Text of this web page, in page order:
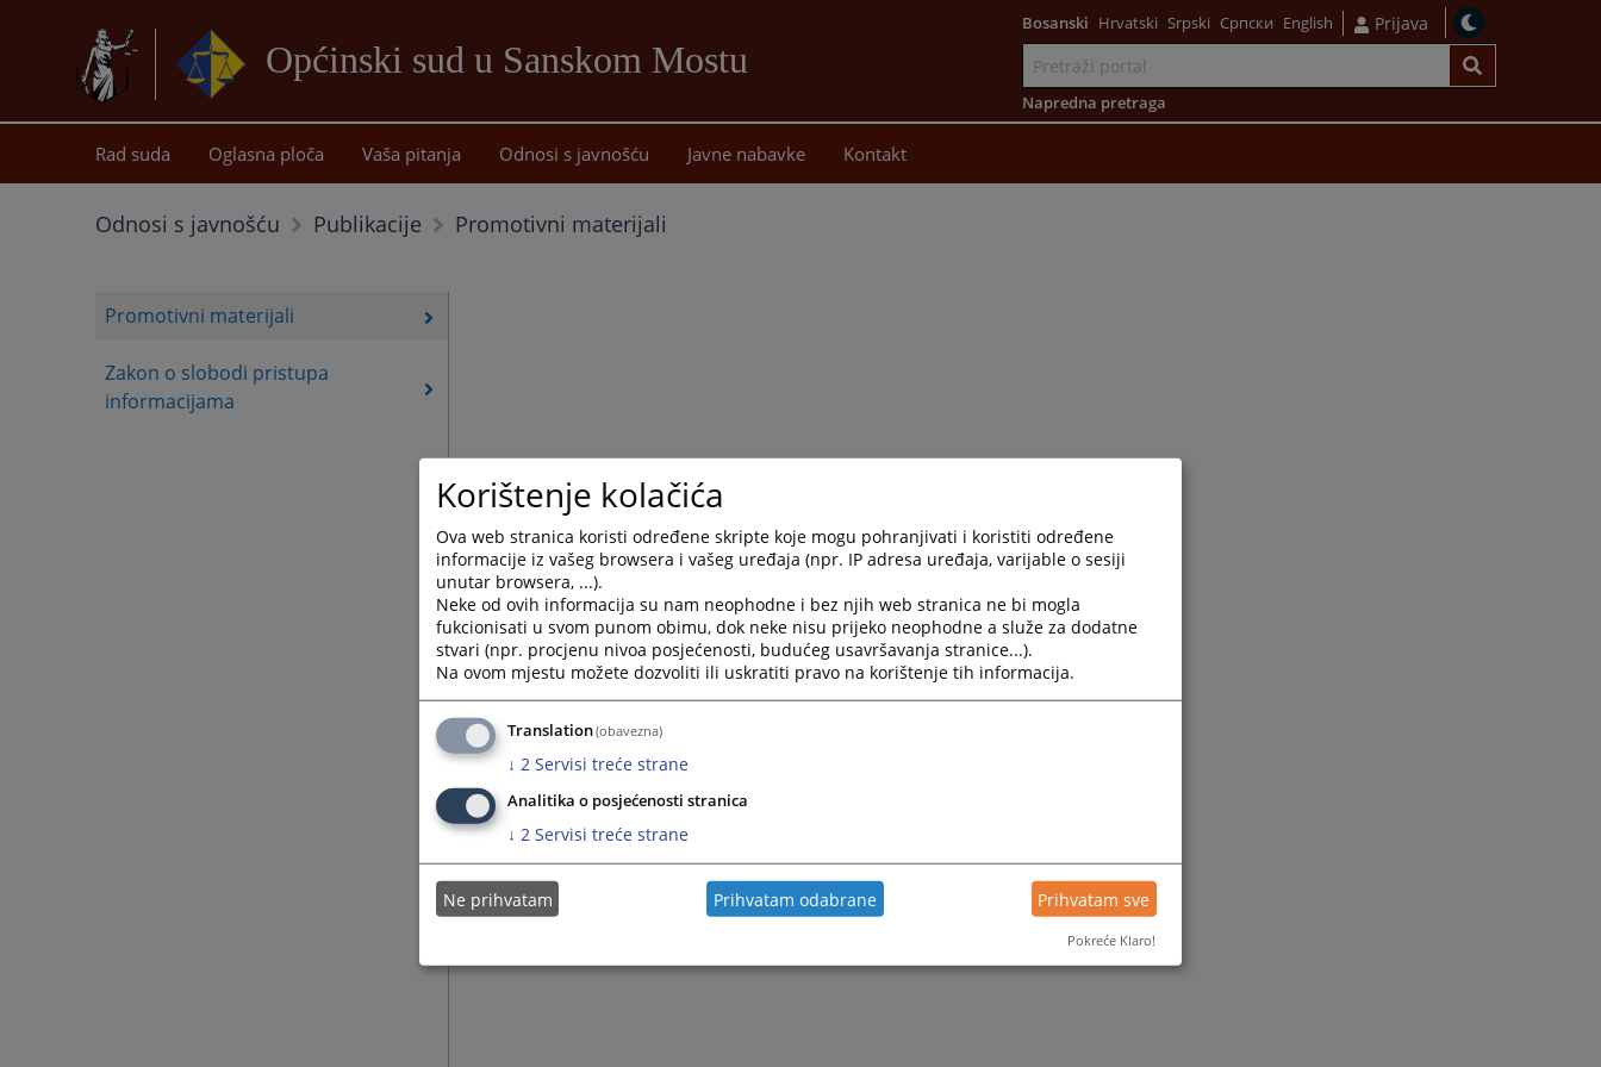
Općinski sud u Sanskom Mostu
sadržaj
Bosanski Hrvatski Srpski Српски English Prijava
Napredna pretraga
Rad suda Oglasna ploča Vaša pitanja Odnosi s javnošću Javne nabavke Kontakt
Odnosi s javnošću Publikacije Promotivni materijali
Promotivni materijali
Zakon o slobodi pristupa
informacijama
Korištenje kolačića
Ova web stranica koristi određene skripte koje mogu pohranjivati i koristiti određene
informacije iz vašeg browsera i vašeg uređaja (npr. IP adresa uređaja, varijable o sesiji
unutar browsera, ...).
Neke od ovih informacija su nam neophodne i bez njih web stranica ne bi mogla
fukcionisati u svom punom obimu, dok neke nisu prijeko neophodne a služe za dodatne
stvari (npr. procjenu nivoa posjećenosti, budućeg usavršavanja stranice...).
Na ovom mjestu možete dozvoliti ili uskratiti pravo na korištenje tih informacija.
Translation(obavezna)
↓ 2 Servisi treće strane
Analitika o posjećenosti stranica
↓ 2 Servisi treće strane
Ne prihvatam Prihvatam odabrane Prihvatam sve
Pokreće Klaro!